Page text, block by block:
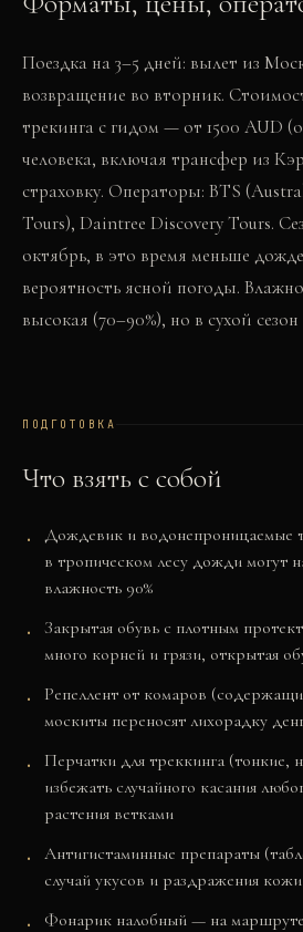
Поездка на 3–5 дней: вылет из
возвращение во вторник.
трекинга с гидом — от 1500 AUD
человека, включая трансфер из
страховку. Операторы: BTS
Tours), Daintree Discovery Tours.
октябрь, в это время меньше
вероятность ясной погоды.
высокая (70–90%), но в сухой
ПОДГОТОВКА
Что взять с собой
Дождевик и водонепроницаемые
в тропическом лесу дожди могут
влажность 90%
Закрытая обувь с плотным
много корней и грязи, открытая
Репеллент от комаров
москиты переносят лихорадку
Перчатки для треккинга
избежать случайного касания
растения ветками
Антигистаминные препараты
случай укусов и раздражения кожи
Фонарик налобный — на